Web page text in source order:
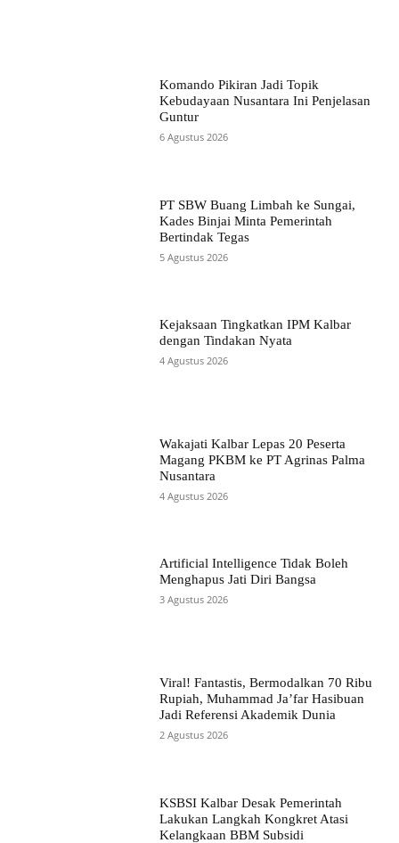
Komando Pikiran Jadi Topik
Kebudayaan Nusantara Ini Penjelasan
Guntur
6 Agustus 2026
PT SBW Buang Limbah ke Sungai,
Kades Binjai Minta Pemerintah
Bertindak Tegas
5 Agustus 2026
Kejaksaan Tingkatkan IPM Kalbar
dengan Tindakan Nyata
4 Agustus 2026
Wakajati Kalbar Lepas 20 Peserta
Magang PKBM ke PT Agrinas Palma
Nusantara
4 Agustus 2026
Artificial Intelligence Tidak Boleh
Menghapus Jati Diri Bangsa
3 Agustus 2026
Viral! Fantastis, Bermodalkan 70 Ribu
Rupiah, Muhammad Ja’far Hasibuan
Jadi Referensi Akademik Dunia
2 Agustus 2026
KSBSI Kalbar Desak Pemerintah
Lakukan Langkah Kongkret Atasi
Kelangkaan BBM Subsidi